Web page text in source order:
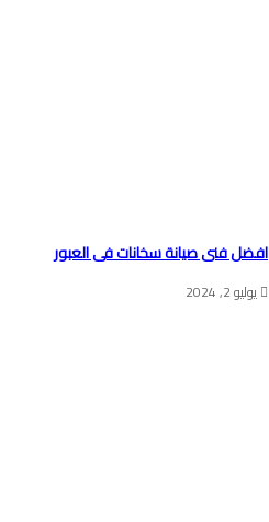
افضل فنى صيانة سخانات فى العبور
يوليو 2, 2024